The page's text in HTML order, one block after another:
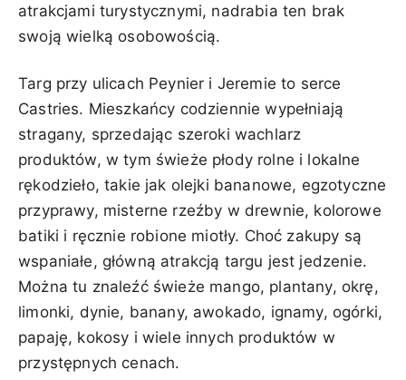
atrakcjami turystycznymi, nadrabia ten brak
swoją wielką osobowością.
Targ przy ulicach Peynier i Jeremie to serce
Castries. Mieszkańcy codziennie wypełniają
stragany, sprzedając szeroki wachlarz
produktów, w tym świeże płody rolne i lokalne
rękodzieło, takie jak olejki bananowe, egzotyczne
przyprawy, misterne rzeźby w drewnie, kolorowe
batiki i ręcznie robione miotły. Choć zakupy są
wspaniałe, główną atrakcją targu jest jedzenie.
Można tu znaleźć świeże mango, plantany, okrę,
limonki, dynie, banany, awokado, ignamy, ogórki,
papaję, kokosy i wiele innych produktów w
przystępnych cenach.